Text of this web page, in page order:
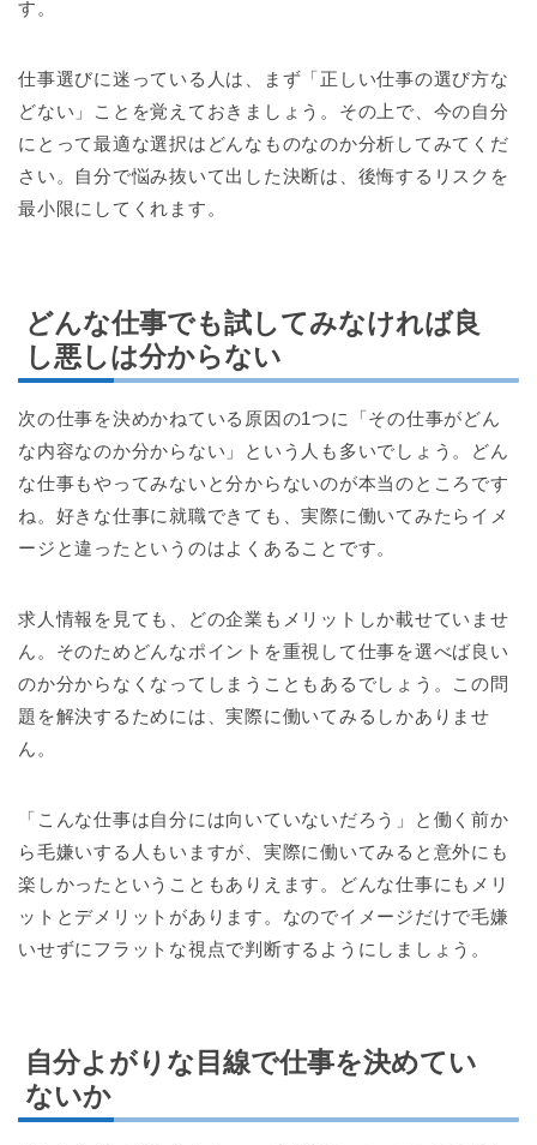
す。
仕事選びに迷っている人は、まず「正しい仕事の選び方な
どない」ことを覚えておきましょう。その上で、今の自分
にとって最適な選択はどんなものなのか分析してみてくだ
さい。自分で悩み抜いて出した決断は、後悔するリスクを
最小限にしてくれます。
どんな仕事でも試してみなければ良
し悪しは分からない
次の仕事を決めかねている原因の1つに「その仕事がどん
な内容なのか分からない」という人も多いでしょう。どん
な仕事もやってみないと分からないのが本当のところです
ね。好きな仕事に就職できても、実際に働いてみたらイメ
ージと違ったというのはよくあることです。
求人情報を見ても、どの企業もメリットしか載せていませ
ん。そのためどんなポイントを重視して仕事を選べば良い
のか分からなくなってしまうこともあるでしょう。この問
題を解決するためには、実際に働いてみるしかありませ
ん。
「こんな仕事は自分には向いていないだろう」と働く前か
ら毛嫌いする人もいますが、実際に働いてみると意外にも
楽しかったということもありえます。どんな仕事にもメリ
ットとデメリットがあります。なのでイメージだけで毛嫌
いせずにフラットな視点で判断するようにしましょう。
自分よがりな目線で仕事を決めてい
ないか